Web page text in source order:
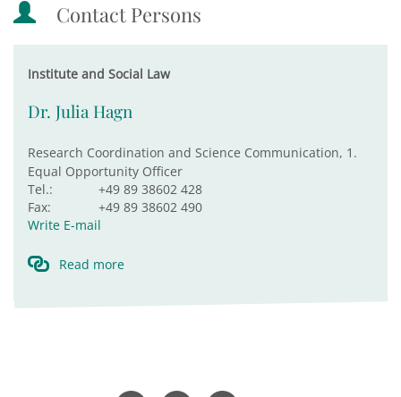
Contact Persons
Institute and Social Law
Dr. Julia Hagn
Research Coordination and Science Communication, 1.
Equal Opportunity Officer
Tel.:
+49 89 38602 428
Fax:
+49 89 38602 490
Write E-mail
Read more